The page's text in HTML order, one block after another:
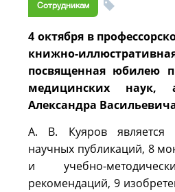
Сотрудникам
4 октября в
книжно-
посвященная юбилею
медицинских наук,
Александра
А. В. Куяров является
научных публикаций, 8
и учебно-
рекомендаций, 9